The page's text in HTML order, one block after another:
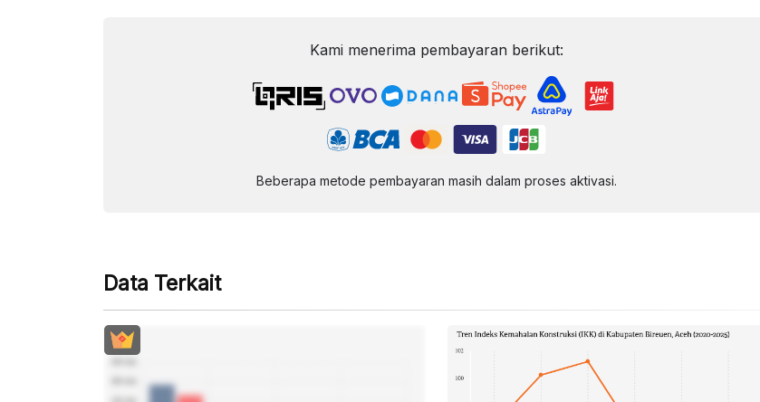
Kami menerima pembayaran berikut:
Beberapa metode pembayaran masih dalam proses aktivasi.
Data Terkait